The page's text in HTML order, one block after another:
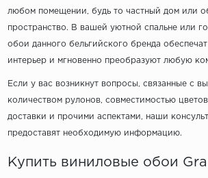
любом помещении, будь то частный дом или
пространство. В вашей уютной спальне или
обои данного бельгийского бренда
интерьер и мгновенно преобразуют любую
Если у вас возникнут вопросы, связанные с
количеством рулонов, совместимостью
доставки и прочими аспектами, наши
предоставят необходимую информацию.
Купить виниловые обои